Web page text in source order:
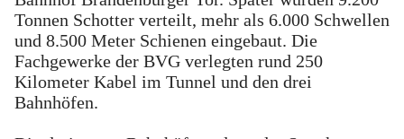
Tonnen Schotter verteilt, mehr als 6.000 Schwellen
und 8.500 Meter Schienen eingebaut. Die
Fachgewerke der BVG verlegten rund 250
Kilometer Kabel im Tunnel und den drei
Bahnhöfen.